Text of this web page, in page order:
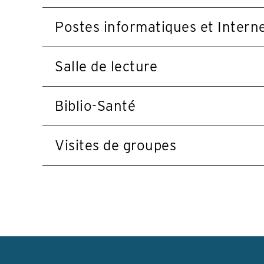
Postes informatiques et
Salle de lecture
Biblio-Santé
Visites de groupes